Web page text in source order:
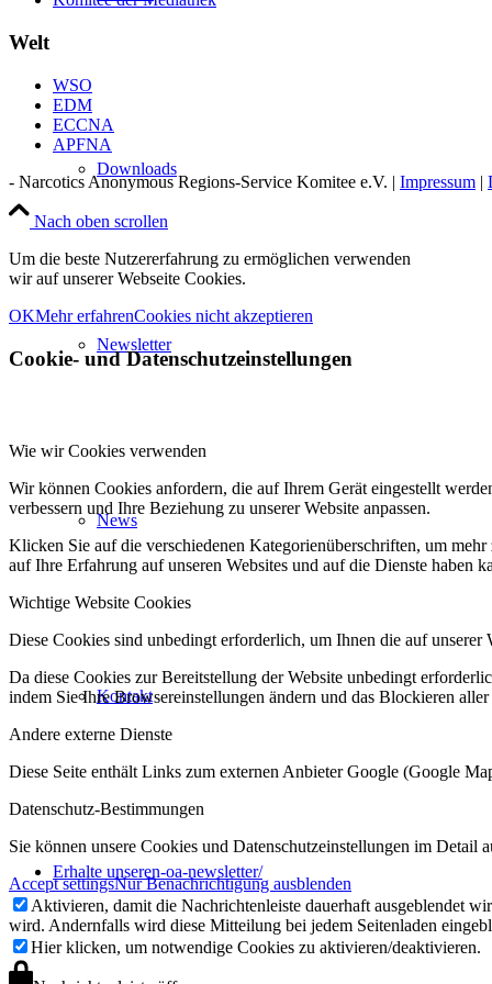
Downloads
Newsletter
News
Kontakt
Erhalte unseren-oa-newsletter/
Welt
WSO
EDM
ECCNA
APFNA
- Narcotics Anonymous Regions-Service Komitee e.V. | Impressum |
Nach oben scrollen
Um die beste Nutzererfahrung zu ermöglichen verwenden
wir auf unserer Webseite Cookies.
OKMehr erfahrenCookies nicht akzeptieren
Cookie- und Datenschutzeinstellungen
Wie wir Cookies verwenden
Wir können Cookies anfordern, die auf Ihrem Gerät eingestellt
verbessern und Ihre Beziehung zu unserer Website anpassen.
Klicken Sie auf die verschiedenen Kategorienüberschriften, um
auf Ihre Erfahrung auf unseren Websites und auf die Dienste haben
Wichtige Website Cookies
Diese Cookies sind unbedingt erforderlich, um Ihnen die auf
Da diese Cookies zur Bereitstellung der Website unbedingt
indem Sie Ihre Browsereinstellungen ändern und das Blockieren
Andere externe Dienste
Diese Seite enthält Links zum externen Anbieter Google (Google
Datenschutz-Bestimmungen
Sie können unsere Cookies und Datenschutzeinstellungen im Detail
Accept settingsNur Benachrichtigung ausblenden
Aktivieren, damit die Nachrichtenleiste dauerhaft ausgeblendet
wird. Andernfalls wird diese Mitteilung bei jedem Seitenladen
Hier klicken, um notwendige Cookies zu aktivieren/deaktivieren.